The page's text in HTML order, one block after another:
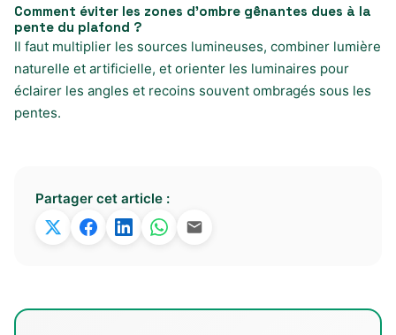
Comment éviter les zones d’ombre gênantes dues à la
pente du plafond ?
Il faut multiplier les sources lumineuses, combiner lumière
naturelle et artificielle, et orienter les luminaires pour
éclairer les angles et recoins souvent ombragés sous les
pentes.
Partager cet article :